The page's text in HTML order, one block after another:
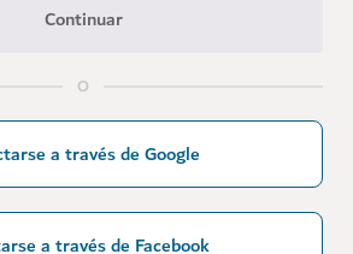
Continuar
O
a través de Google
a través de Facebook